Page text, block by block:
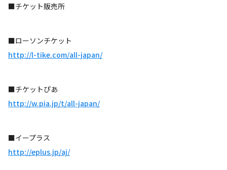
■チケット販売所
■ローソンチケット
http://l-tike.com/all-japan/
■チケットぴあ
http://w.pia.jp/t/all-japan/
■イープラス
http://eplus.jp/aj/